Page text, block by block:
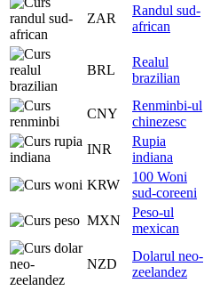
ZAR
Randul sud-
african
BRL
Realul
brazilian
CNY
Renminbi-ul
chinezesc
INR
Rupia
indiana
KRW
100 Woni
sud-coreeni
MXN
Peso-ul
mexican
NZD
Dolarul neo-
zeelandez